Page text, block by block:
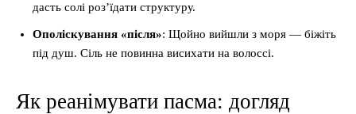
дасть солі роз’їдати структуру.
Ополіскування «після»: Щойно вийшли з моря — біжіть
під душ. Сіль не повинна висихати на волоссі.
Як реанімувати пасма: догляд